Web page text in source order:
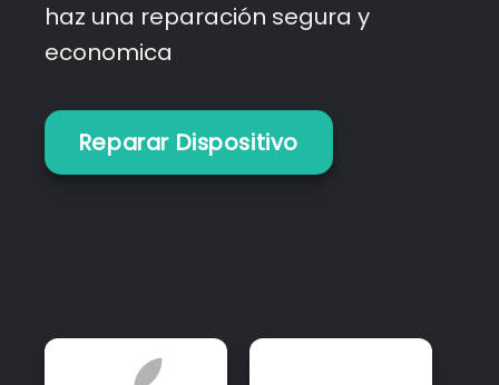
haz una reparación segura y
economica
Reparar Dispositivo